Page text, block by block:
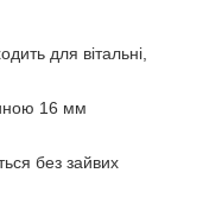
для вітальні,
16 мм
без зайвих